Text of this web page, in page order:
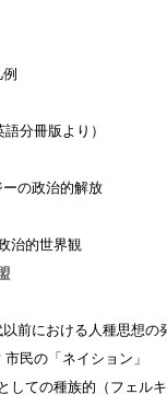
分冊版より）
の政治的解放
治的世界観
前における人種思想の
民の「ネイション」
ての種族的（フェル